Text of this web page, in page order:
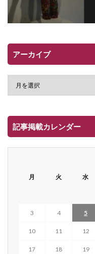
アーカイブ
記事掲載カレンダー
月 火 水
3 4 5
10 11 12
17 18 19